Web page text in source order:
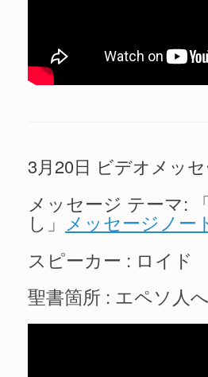
3月20日 ビデオメッ
メッセージ テーマ:
し」 メッセージノー
スピーカー : ロイド
聖書箇所 : エペソ人